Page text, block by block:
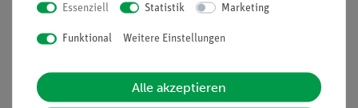
Informationen
Essenziell Statistik Marketing
Funktional Weitere Einstellungen
Alle akzeptieren